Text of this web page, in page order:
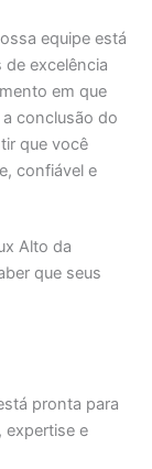
equipe está
excelência
em que
conclusão do
que você
confiável e
Alto da
que seus
pronta para
expertise e